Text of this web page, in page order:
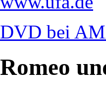
DVD bei
Romeo